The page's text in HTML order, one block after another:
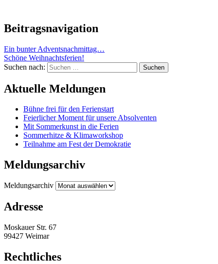
Beitragsnavigation
Ein bunter Adventsnachmittag…
Schöne Weihnachtsferien!
Suchen nach:
Aktuelle Meldungen
Bühne frei für den Ferienstart
Feierlicher Moment für unsere Absolventen
Mit Sommerkunst in die Ferien
Sommerhitze & Klimaworkshop
Teilnahme am Fest der Demokratie
Meldungsarchiv
Meldungsarchiv
Adresse
Moskauer Str. 67
99427 Weimar
Rechtliches